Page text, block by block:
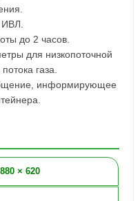
до 2 часов.
для низкопоточной
газа.
информирующее
× 620